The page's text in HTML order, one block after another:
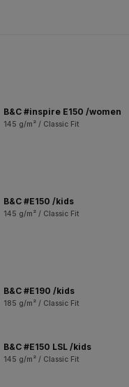
B&C #inspire E150 /women
145 g/m² / Classic Fit
B&C #E150 /kids
145 g/m² / Classic Fit
B&C #E190 /kids
185 g/m² / Classic Fit
B&C #E150 LSL /kids
145 g/m² / Classic Fit